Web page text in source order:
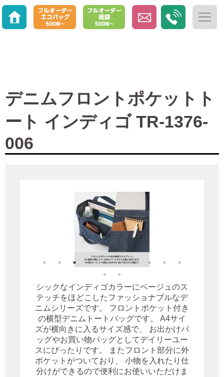
デニムフロントポケットト
ート インディゴ TR-1376-
006
シックなインディゴカラーにベージュのス
テッチをほどこしたファッショナブルなデ
ニムシリーズです。 フロントポケット付き
の横型デニムトートバッグです。 A4サイ
ズが横向きに入るサイズ感で、 お出かけバ
ッグやお買い物バッグとしてデイリーユー
スにぴったりです。 またフロント部分に外
ポケットがついており、 小物を入れたり仕
分けができるので便利にお使いいただけま